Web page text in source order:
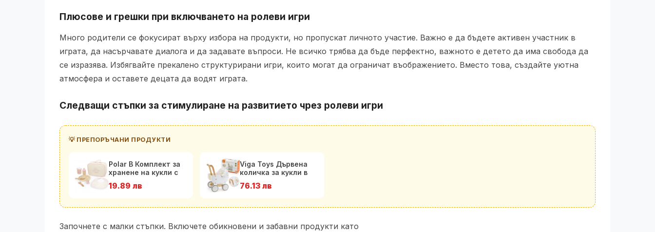
Плюсове и грешки при включването на ролеви игри
Много родители се фокусират върху избора на продукти, но пропускат личното участие. Важно е да бъдете активен участник в
играта, да насърчавате диалога и да задавате въпроси. Не всичко трябва да бъде перфектно, важното е детето да има свобода да
се изразява. Избягвайте прекалено структурирани игри, които могат да ограничат въображението. Вместо това, създайте уютна
атмосфера и оставете децата да водят играта.
Следващи стъпки за стимулиране на развитието чрез ролеви игри
💡 ПРЕПОРЪЧАНИ ПРОДУКТИ
Polar B Комплект за
хранене на кукли с
19.89 лв
Viga Toys Дървена
количка за кукли в
76.13 лв
Започнете с малки стъпки. Включете обикновени и забавни продукти като